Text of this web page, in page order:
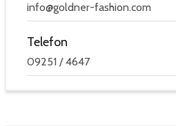
info@goldner-fashion.com
Telefon
09251 / 4647